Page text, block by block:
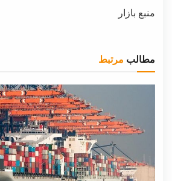
منبع بازار
مطالب مرتبط